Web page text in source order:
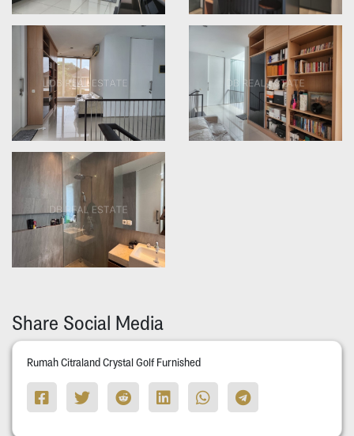
Share Social Media
Rumah Citraland Crystal Golf Furnished